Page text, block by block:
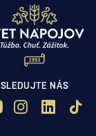
SLEDUJTE NÁS